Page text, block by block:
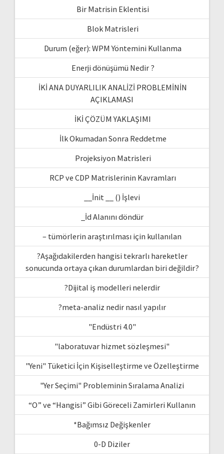
Bir Matrisin Eklentisi
Blok Matrisleri
Durum (eğer): WPM Yöntemini Kullanma
Enerji dönüşümü Nedir ?
İKİ ANA DUYARLILIK ANALİZİ PROBLEMİNİN
AÇIKLAMASI
İKİ ÇÖZÜM YAKLAŞIMI
İlk Okumadan Sonra Reddetme
Projeksiyon Matrisleri
RCP ve CDP Matrislerinin Kavramları
__İnit __ () İşlevi
_İd Alanını döndür
– tümörlerin araştırılması için kullanılan
?Aşağıdakilerden hangisi tekrarlı hareketler
sonucunda ortaya çıkan durumlardan biri değildir?
?Dijital iş modelleri nelerdir
?meta-analiz nedir nasıl yapılır
"Endüstri 4.0"
"laboratuvar hizmet sözleşmesi"
"Yeni" Tüketici İçin Kişiselleştirme ve Özelleştirme
"Yer Seçimi" Probleminin Sıralama Analizi
“O” ve “Hangisi” Gibi Göreceli Zamirleri Kullanın
*Bağımsız Değişkenler
0-D Diziler